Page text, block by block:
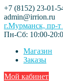
Skip
to
content
+7 (8152) 23-01-
admin@irrion.ru
г.Мурманск, пр-
Пн-Сб: 10:00-
Магазин
Заказы
Мой кабинет